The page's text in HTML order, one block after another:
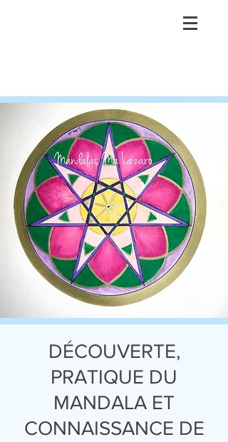
DÉCOUVERTE,
PRATIQUE DU
MANDALA ET
CONNAISSANCE DE